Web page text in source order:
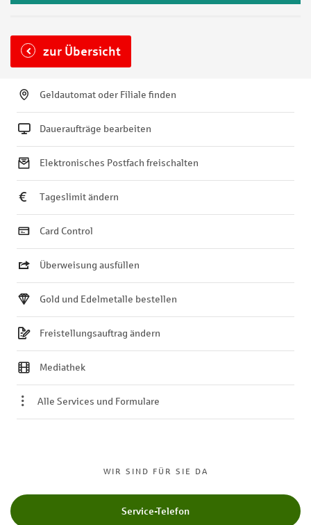
zur Übersicht
WIR SIND FÜR SIE DA
Service-Telefon
Geldautomat oder Filiale finden
Daueraufträge bearbeiten
Elektronisches Postfach freischalten
Tageslimit ändern
Card Control
Überweisung ausfüllen
Gold und Edelmetalle bestellen
Freistellungsauftrag ändern
Mediathek
Alle Services und Formulare